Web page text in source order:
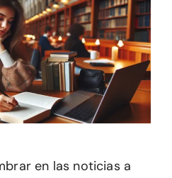
en las noticias a